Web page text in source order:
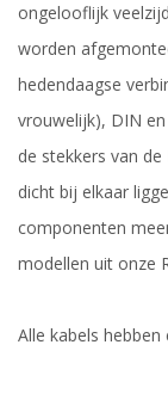
ongelooflijk
worden
hedendaagse
vrouwelijk), DIN
de stekkers van
dicht bij elkaar
componenten
modellen uit onze
Alle kabels